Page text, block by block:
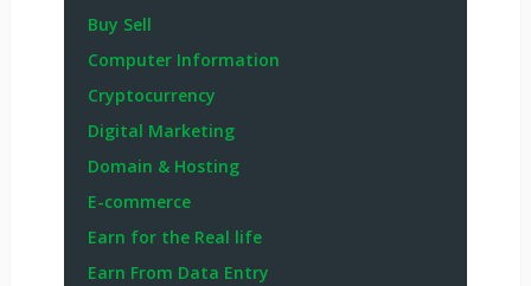
Buy Sell
Computer Information
Cryptocurrency
Digital Marketing
Domain & Hosting
E-commerce
Earn for the Real life
Earn From Data Entry